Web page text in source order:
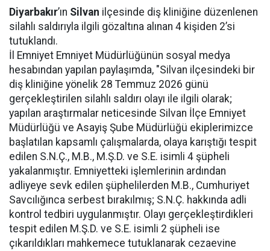
Diyarbakır’ın Silvan ilçesinde diş kliniğine düzenlenen
silahlı saldırıyla ilgili gözaltına alınan 4 kişiden 2’si
tutuklandı.
İl Emniyet Emniyet Müdürlüğünün sosyal medya
hesabından yapılan paylaşımda, "Silvan ilçesindeki bir
diş kliniğine yönelik 28 Temmuz 2026 günü
gerçekleştirilen silahlı saldırı olayı ile ilgili olarak;
yapılan araştırmalar neticesinde Silvan İlçe Emniyet
Müdürlüğü ve Asayiş Şube Müdürlüğü ekiplerimizce
başlatılan kapsamlı çalışmalarda, olaya karıştığı tespit
edilen S.N.Ç., M.B., M.Ş.D. ve S.E. isimli 4 şüpheli
yakalanmıştır. Emniyetteki işlemlerinin ardından
adliyeye sevk edilen şüphelilerden M.B., Cumhuriyet
Savcılığınca serbest bırakılmış; S.N.Ç. hakkında adli
kontrol tedbiri uygulanmıştır. Olayı gerçekleştirdikleri
tespit edilen M.Ş.D. ve S.E. isimli 2 şüpheli ise
çıkarıldıkları mahkemece tutuklanarak cezaevine